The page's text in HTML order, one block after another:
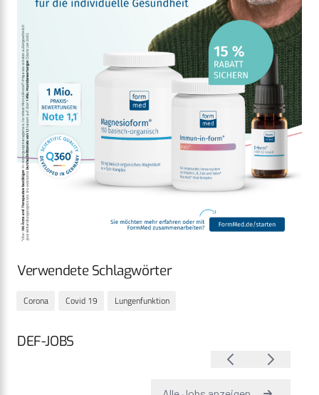
Verwendete Schlagwörter
Corona Covid 19 Lungenfunktion
DEF-JOBS